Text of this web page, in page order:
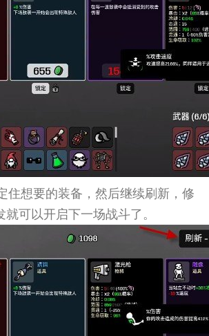
住想要的装备，然后继续刷新，修
可以开启下一场战斗了。